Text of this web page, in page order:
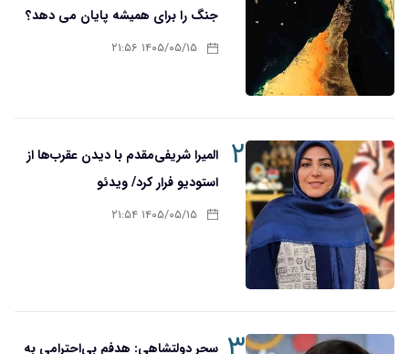
جنگ را برای همیشه پایان می دهد؟
۱۴۰۵/۰۵/۱۵ ۲۱:۵۶
۲
المیرا شریفی‌مقدم با دیدن عقرب‌ها از
استودیو فرار کرد/ ویدئو
۱۴۰۵/۰۵/۱۵ ۲۱:۵۴
سحر دولتشاهی: هدفم بی‌احترامی به